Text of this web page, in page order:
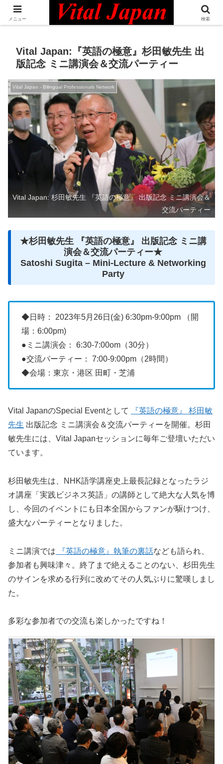
日本最大級の英語コミュニティ・Bilingual Professionals Network
Vital Japan:『英語の極意』杉田敏先生 出
版記念 ミニ講演会＆交流パーティー
Vital Japan - Bilingual Professionals Network
Vital Japan: 杉田敏先生 『英語の極意』 出版記念 ミニ講演会＆
交流パーティー
★杉田敏先生 『英語の極意』 出版記念 ミニ講
演会＆交流パーティー★
Satoshi Sugita – Mini-Lecture & Networking
Party
◆日時： 2023年5月26日(金) 6:30pm-9:00pm （開
場：6:00pm)
●ミニ講演会： 6:30-7:00om（30分）
●交流パーティー： 7:00-9:00pm（2時間）
◆会場：東京・港区 田町・芝浦
Vital JapanのSpecial Eventとして
『英語の極意』 杉田敏
先生 出版記念 ミニ講演会＆交流パーティーを開催。杉田
敏先生には、Vital Japanセッションに毎年ご登壇いただい
ています。
杉田敏先生は、NHK語学講座史上最長記録となったラジ
オ講座「実践ビジネス英語」の講師として絶大な人気を博
し、今回のイベントにも日本全国からファンが駆けつけ、
盛大なパーティーとなりました。
ミニ講演では 『英語の極意』執筆の裏話なども語られ、
参加者も興味津々。終了まで絶えることのない、杉田先生
のサインを求める行列に改めてその人気ぶりに驚嘆しまし
た。
多彩な参加者での交流も楽しかったですね！
メニュー 検索